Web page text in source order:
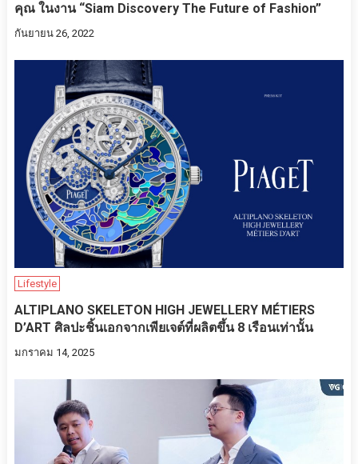
คุณ ในงาน “Siam Discovery The Future of Fashion”
กันยายน 26, 2022
Lifestyle
ALTIPLANO SKELETON HIGH JEWELLERY MÉTIERS
D’ART ศิลปะชิ้นเอกจากเพียเจต์ที่ผลิตขึ้น 8 เรือนเท่านั้น
มกราคม 14, 2025